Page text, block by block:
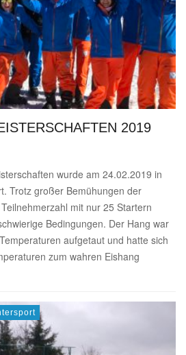
2019
wurde am 24.02.2019 in
Trotz großer Bemühungen der
mit nur 25 Startern
Bedingungen. Der Hang war
aufgetaut und hatte sich
zum wahren Eishang